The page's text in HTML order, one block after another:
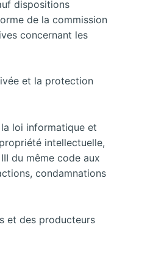
dispositions
de la commission
concernant les
et la protection
loi informatique et
intellectuelle,
du même code aux
condamnations
et des producteurs